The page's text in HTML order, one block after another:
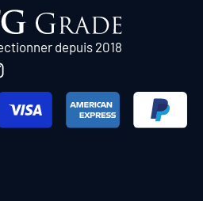
depuis 2018